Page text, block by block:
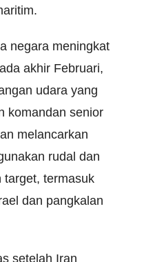
negara meningkat
akhir Februari,
udara yang
komandan senior
melancarkan
rudal dan
target, termasuk
dan pangkalan
setelah Iran